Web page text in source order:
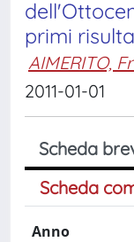
primi
AIMERITO,
2011-01-01
Scheda
Scheda
Anno